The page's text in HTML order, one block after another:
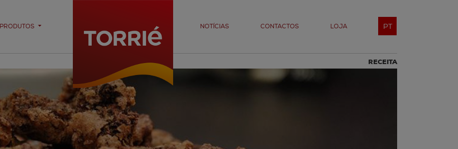
PRODUTOS NOTÍCIAS CONTACTOS LOJA PT
RECEITA